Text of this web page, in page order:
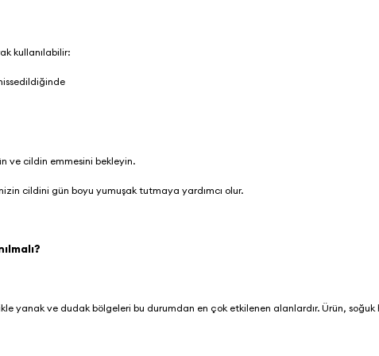
kullanılabilir:
ve cildin emmesini bekleyin.
cildini gün boyu yumuşak tutmaya yardımcı olur.
yanak ve dudak bölgeleri bu durumdan en çok etkilenen alanlardır. Ürün, soğuk